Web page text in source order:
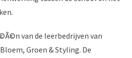
van de leerbedrijven van
Groen & Styling. De